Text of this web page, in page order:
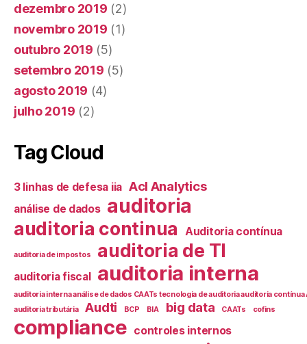
dezembro 2019 (2)
novembro 2019 (1)
outubro 2019 (5)
setembro 2019 (5)
agosto 2019 (4)
julho 2019 (2)
Tag Cloud
3 linhas de defesa iia Acl Analytics
análise de dados auditoria
auditoria continua Auditoria contínua
auditoria de impostos auditoria de TI
auditoria fiscal auditoria interna
auditoria interna análise de dados CAATs tecnologia de auditoria auditoria
auditoria tributária
Audti BCP BIA big data CAATs cofins
compliance controles internos